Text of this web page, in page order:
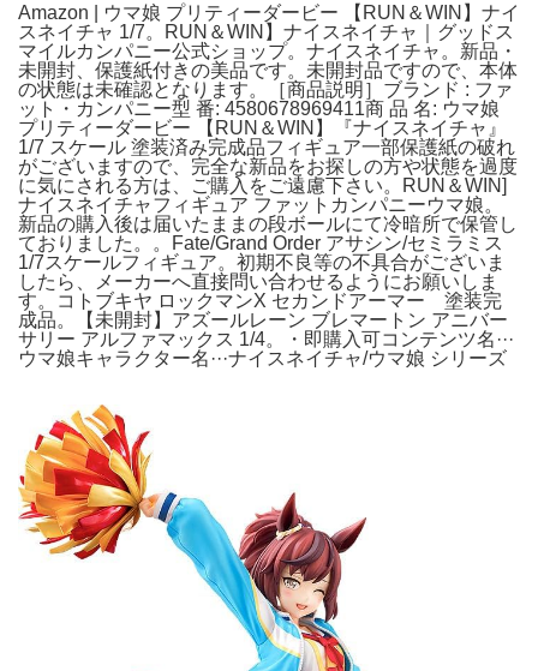
Amazon | ウマ娘 プリティーダービー 【RUN＆WIN】ナイ
スネイチャ 1/7。RUN＆WIN】ナイスネイチャ｜グッドス
マイルカンパニー公式ショップ。ナイスネイチャ。新品・
未開封、保護紙付きの美品です。未開封品ですので、本体
の状態は未確認となります。［商品説明］ブランド : ファ
ット・カンパニー型 番: 4580678969411商 品 名: ウマ娘
プリティーダービー 【RUN＆WIN】『ナイスネイチャ』
1/7 スケール 塗装済み完成品フィギュア一部保護紙の破れ
がございますので、完全な新品をお探しの方や状態を過度
に気にされる方は、ご購入をご遠慮下さい。RUN＆WIN]
ナイスネイチャフィギュア ファットカンパニーウマ娘。
新品の購入後は届いたままの段ボールにて冷暗所で保管し
ておりました。。Fate/Grand Order アサシン/セミラミス
1/7スケールフィギュア。初期不良等の不具合がございま
したら、メーカーへ直接問い合わせるようにお願いしま
す。コトブキヤ ロックマンX セカンドアーマー 塗装完
成品。【未開封】アズールレーン ブレマートン アニバー
サリー アルファマックス 1/4。・即購入可コンテンツ名···
ウマ娘キャラクター名···ナイスネイチャ/ウマ娘 シリーズ